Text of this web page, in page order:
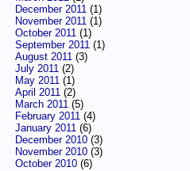
December 2011(1)
November 2011(1)
October 2011(1)
September 2011(1)
August 2011(3)
July 2011(2)
May 2011(1)
April 2011(2)
March 2011(5)
February 2011(4)
January 2011(6)
December 2010(3)
November 2010(3)
October 2010(6)